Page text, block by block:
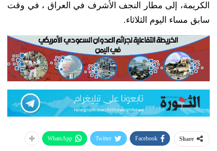
الكريمة، إلى مطار النجف الأشرف في العراق ، في وقت
سابق مساء اليوم الثلاثاء.
Share
Facebook
Twitter
WhatsApp